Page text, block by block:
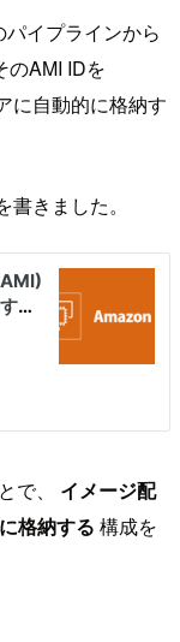
イプラインから
のAMI IDを
に自動的に格納す
きました。
で、 イメージ配
格納する 構成を